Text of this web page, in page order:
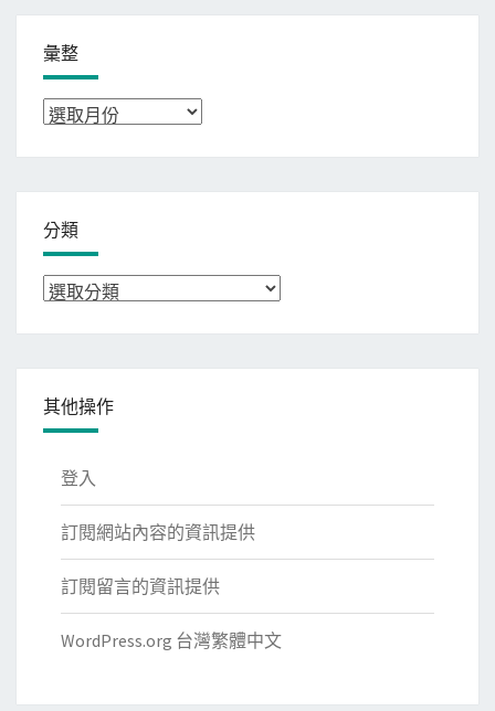
彙整
彙
分類
分
其他操作
登入
訂閱網站內容的資訊提供
訂閱留言的資訊提供
WordPress.org 台灣繁體中文